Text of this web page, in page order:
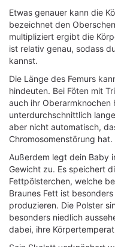
Etwas genauer kann die
bezeichnet den
multipliziert ergibt die
ist relativ genau, sodass
kannst.
Die Länge des Femurs
hindeuten. Bei Föten mit
auch ihr Oberarmknochen
unterdurchschnittlich
aber nicht automatisch,
Chromosomenstörung hat.
Außerdem legt dein Baby
Gewicht zu. Es speichert
Fettpölsterchen, welche
Braunes Fett ist
produzieren. Die Polster
besonders niedlich
dabei, ihre